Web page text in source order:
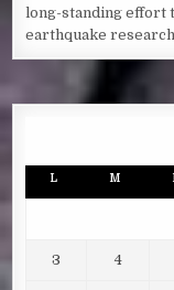
long-standing effort
earthquake
L M
3 4